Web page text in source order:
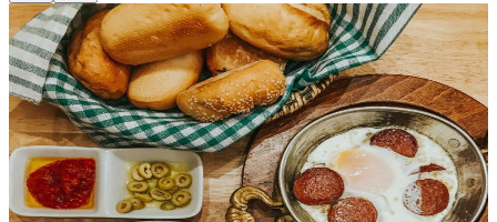
Top10
Bäckereien für gutes Brot
Top10
Bagel
Top10
Besonderer Brunch
Top10
Brunch am Sonntag
Top10
Cafes für Kaffeeliebhaber
Top10